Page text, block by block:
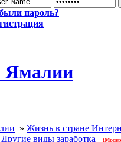
пароль?
» Жизнь в стране
Другие виды заработка